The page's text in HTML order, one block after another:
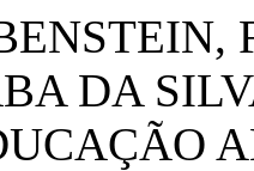
DA